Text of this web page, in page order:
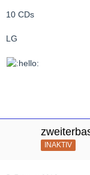
10 CDs
LG
INAKTIV